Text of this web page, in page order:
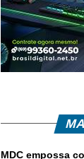
MDC empossa